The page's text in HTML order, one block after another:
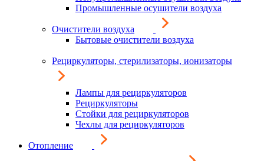
Промышленные осушители воздуха
Очистители воздуха
Бытовые очистители воздуха
Рециркуляторы, стерилизаторы, ионизаторы
Лампы для рециркуляторов
Рециркуляторы
Стойки для рециркуляторов
Чехлы для рециркуляторов
Отопление